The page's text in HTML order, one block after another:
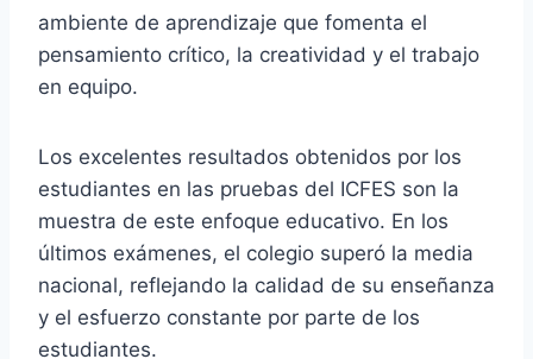
ambiente de aprendizaje que fomenta el
pensamiento crítico, la creatividad y el trabajo
en equipo.
Los excelentes resultados obtenidos por los
estudiantes en las pruebas del ICFES son la
muestra de este enfoque educativo. En los
últimos exámenes, el colegio superó la media
nacional, reflejando la calidad de su enseñanza
y el esfuerzo constante por parte de los
estudiantes.